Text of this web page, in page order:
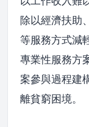
除以經濟扶助
等服務方式減
專業性服務方
案參與過程建
離貧窮困境。